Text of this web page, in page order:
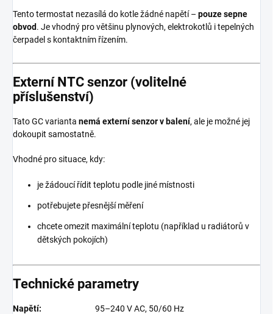
Tento termostat nezasílá do kotle žádné napětí – pouze sepne
obvod. Je vhodný pro většinu plynových, elektrokotlů i tepelných
čerpadel s kontaktním řízením.
Externí NTC senzor (volitelné
příslušenství)
Tato GC varianta nemá externí senzor v balení, ale je možné jej
dokoupit samostatně.
Vhodné pro situace, kdy:
je žádoucí řídit teplotu podle jiné místnosti
potřebujete přesnější měření
chcete omezit maximální teplotu (například u radiátorů v
dětských pokojích)
Technické parametry
Napětí:
95–240 V AC, 50/60 Hz